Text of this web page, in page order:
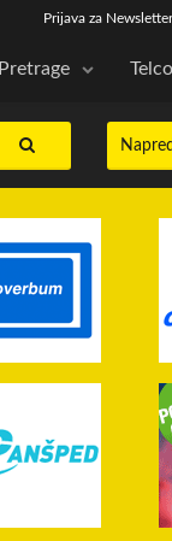
Prijava za Newsletter
Pretrage